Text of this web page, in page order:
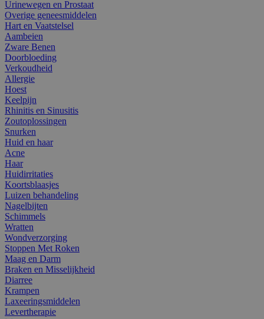
Urinewegen en Prostaat
Overige geneesmiddelen
Hart en Vaatstelsel
Aambeien
Zware Benen
Doorbloeding
Verkoudheid
Allergie
Hoest
Keelpijn
Rhinitis en Sinusitis
Zoutoplossingen
Snurken
Huid en haar
Acne
Haar
Huidirritaties
Koortsblaasjes
Luizen behandeling
Nagelbijten
Schimmels
Wratten
Wondverzorging
Stoppen Met Roken
Maag en Darm
Braken en Misselijkheid
Diarree
Krampen
Laxeeringsmiddelen
Levertherapie